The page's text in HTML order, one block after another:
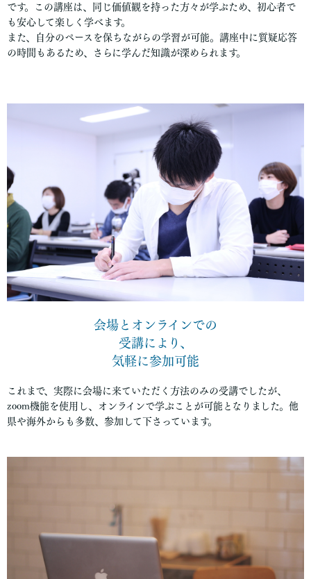
です。この講座は、同じ価値観を持った方々が学ぶため、初心者で
も安心して楽しく学べます。
また、自分のペースを保ちながらの学習が可能。講座中に質疑応答
の時間もあるため、さらに学んだ知識が深められます。
会場とオンラインでの
受講により、
気軽に参加可能
これまで、実際に会場に来ていただく方法のみの受講でしたが、
zoom機能を使用し、オンラインで学ぶことが可能となりました。他
県や海外からも多数、参加して下さっています。